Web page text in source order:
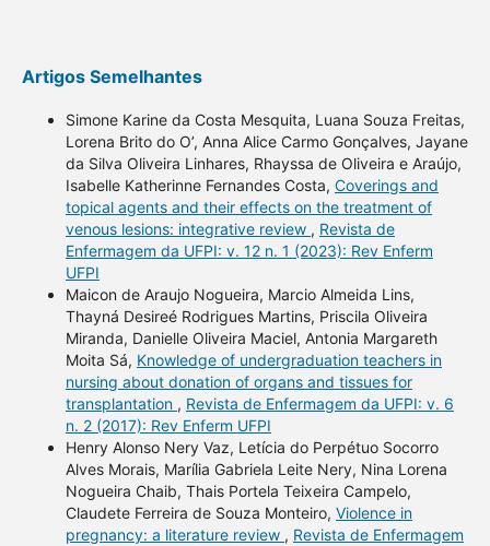
Artigos Semelhantes
Simone Karine da Costa Mesquita, Luana Souza Freitas,
Lorena Brito do O’, Anna Alice Carmo Gonçalves, Jayane
da Silva Oliveira Linhares, Rhayssa de Oliveira e Araújo,
Isabelle Katherinne Fernandes Costa, Coverings and
topical agents and their effects on the treatment of
venous lesions: integrative review , Revista de
Enfermagem da UFPI: v. 12 n. 1 (2023): Rev Enferm
UFPI
Maicon de Araujo Nogueira, Marcio Almeida Lins,
Thayná Desireé Rodrigues Martins, Priscila Oliveira
Miranda, Danielle Oliveira Maciel, Antonia Margareth
Moita Sá, Knowledge of undergraduation teachers in
nursing about donation of organs and tissues for
transplantation , Revista de Enfermagem da UFPI: v. 6
n. 2 (2017): Rev Enferm UFPI
Henry Alonso Nery Vaz, Letícia do Perpétuo Socorro
Alves Morais, Marília Gabriela Leite Nery, Nina Lorena
Nogueira Chaib, Thais Portela Teixeira Campelo,
Claudete Ferreira de Souza Monteiro, Violence in
pregnancy: a literature review , Revista de Enfermagem